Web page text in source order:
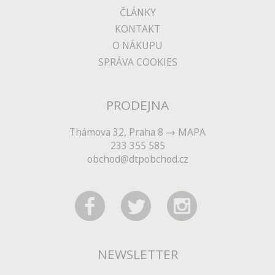
ČLÁNKY
KONTAKT
O NÁKUPU
SPRÁVA COOKIES
PRODEJNA
Thámova 32, Praha 8
MAPA
233 355 585
obchod@dtpobchod.cz
NEWSLETTER